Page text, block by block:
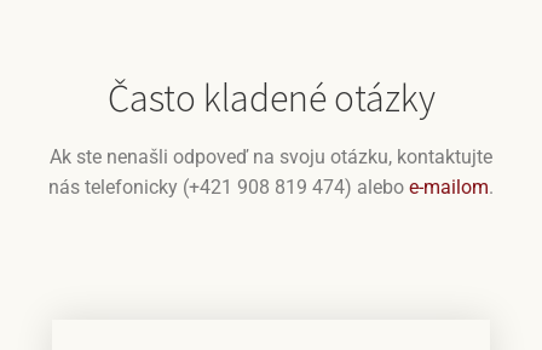
Často kladené otázky
Ak ste nenašli odpoveď na svoju otázku, kontaktujte
nás telefonicky (+421 908 819 474) alebo e-mailom.